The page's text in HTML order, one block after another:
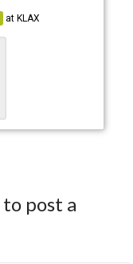
atKLAX
to post a